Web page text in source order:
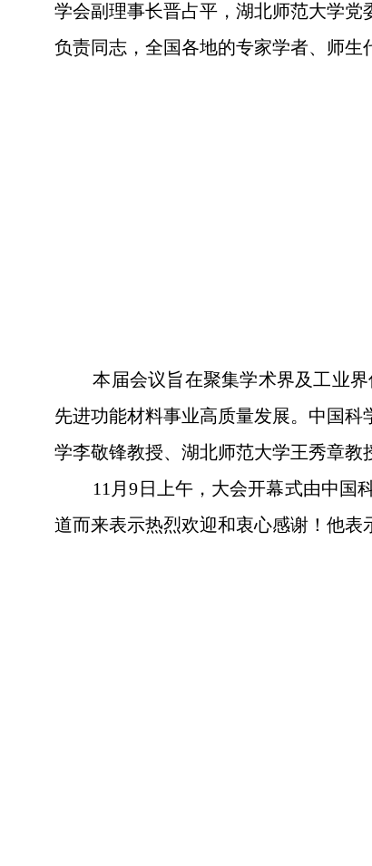
学会副理事长晋占平，湖北师范大学
负责同志，全国各地的专家学者、师生
本届会议旨在聚集学术界及工业
先进功能材料事业高质量发展。中国
学李敬锋教授、湖北师范大学王秀章教
11 月9 日上午，大会开幕式由中国
道而来表示热烈欢迎和衷心感谢！他表